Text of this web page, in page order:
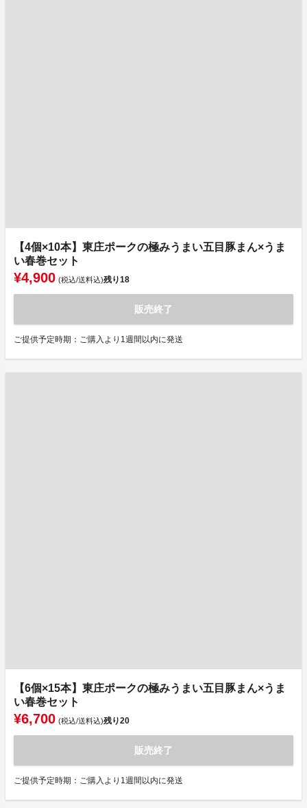
【4個×10本】東庄ポークの極みうまい五目豚まん×うま
い春巻セット
¥4,900 (税込/送料込)残り18
販売終了
ご提供予定時期：ご購入より1週間以内に発送
【6個×15本】東庄ポークの極みうまい五目豚まん×うま
い春巻セット
¥6,700 (税込/送料込)残り20
販売終了
ご提供予定時期：ご購入より1週間以内に発送